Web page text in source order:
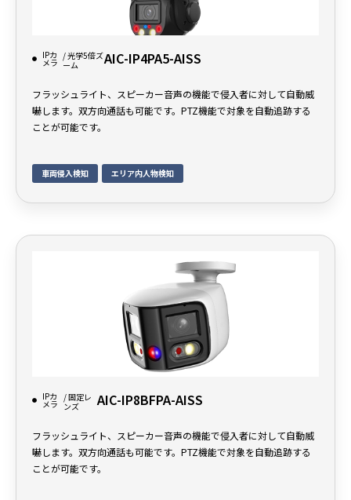
IPカ
メラ
/ 光学5倍ズ
ーム
AIC-IP4PA5-AISS
フラッシュライト、スピーカー音声の機能で侵入者に対して自動威
嚇します。双方向通話も可能です。PTZ機能で対象を自動追跡する
ことが可能です。
車両侵入検知 エリア内人物検知
IPカ
メラ
/ 固定レ
ンズ
AIC-IP8BFPA-AISS
フラッシュライト、スピーカー音声の機能で侵入者に対して自動威
嚇します。双方向通話も可能です。PTZ機能で対象を自動追跡する
ことが可能です。